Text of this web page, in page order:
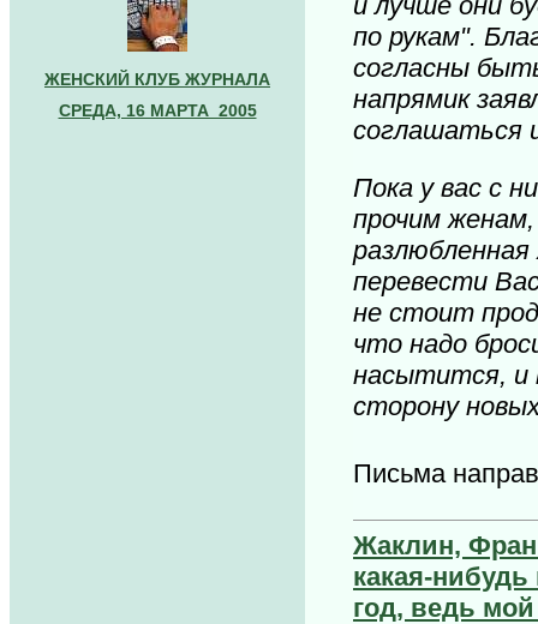
ЖЕНСКИЙ КЛУБ ЖУРНАЛА
СРЕДА, 16 МАРТА 2005
по рукам".
согласны
напрямик
соглашаться
Пока у вас с
прочим женам,
перевести
не стоит
что надо
насытится, и
сторону
Письма
Жаклин,
какая-
год, ведь